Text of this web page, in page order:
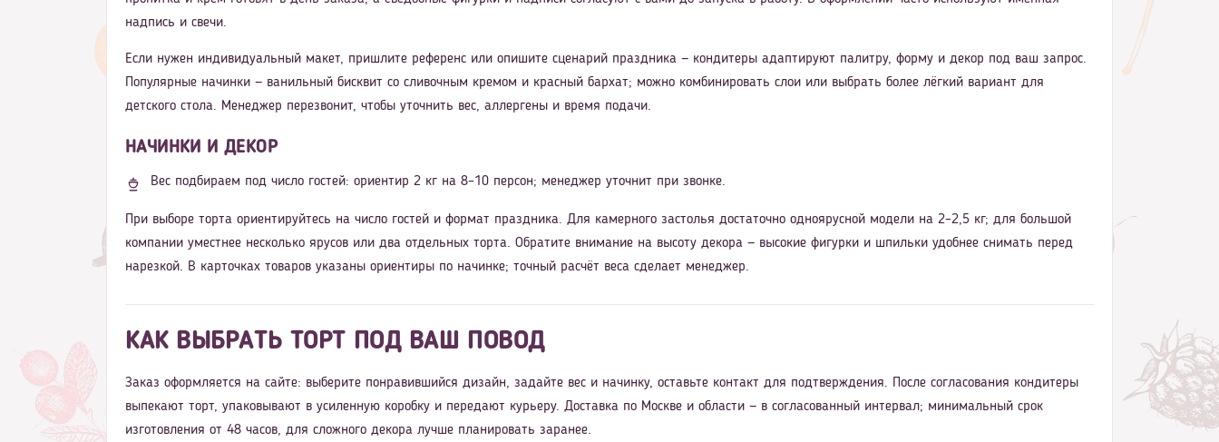
надпись и свечи.
Если нужен индивидуальный макет, пришлите референс или опишите сценарий праздника — кондитеры адаптируют палитру, форму и декор под ваш запрос.
Популярные начинки — ванильный бисквит со сливочным кремом и красный бархат; можно комбинировать слои или выбрать более лёгкий вариант для
детского стола. Менеджер перезвонит, чтобы уточнить вес, аллергены и время подачи.
НАЧИНКИ И ДЕКОР
Вес подбираем под число гостей: ориентир 2 кг на 8–10 персон; менеджер уточнит при звонке.
При выборе торта ориентируйтесь на число гостей и формат праздника. Для камерного застолья достаточно одноярусной модели на 2–2,5 кг; для большой
компании уместнее несколько ярусов или два отдельных торта. Обратите внимание на высоту декора — высокие фигурки и шпильки удобнее снимать перед
нарезкой. В карточках товаров указаны ориентиры по начинке; точный расчёт веса сделает менеджер.
КАК ВЫБРАТЬ ТОРТ ПОД ВАШ ПОВОД
Заказ оформляется на сайте: выберите понравившийся дизайн, задайте вес и начинку, оставьте контакт для подтверждения. После согласования кондитеры
выпекают торт, упаковывают в усиленную коробку и передают курьеру. Доставка по Москве и области — в согласованный интервал; минимальный срок
изготовления от 48 часов, для сложного декора лучше планировать заранее.